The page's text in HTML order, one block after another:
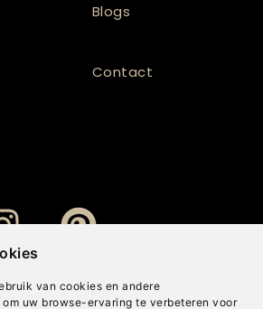
van cookies en andere
uw browse-ervaring te verbeteren voor
Blogs
Contact